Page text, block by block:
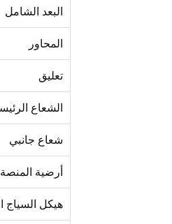
البعد الشامل
المحاور
تعليق
الشعاع
شعاع جانبي
أرضية المنصة
هيكل السياج